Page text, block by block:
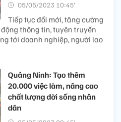
05/05/2023 10:45’
Tiếp tục đổi mới, tăng cường
thông tin, tuyên truyền
tới doanh nghiệp, người lao
Quảng Ninh: Tạo thêm
20.000 việc làm, nâng cao
chất lượng đời sống nhân
dân